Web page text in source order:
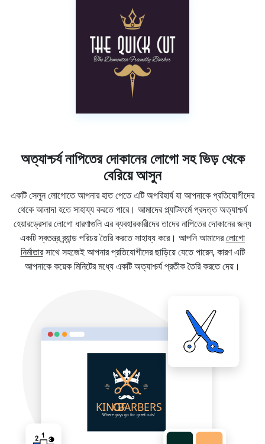
অত্যাশ্চর্য নাপিতের দোকানের লোগো সহ ভিড় থেকে
বেরিয়ে আসুন
একটি সেলুন লোগোতে আপনার হাত পেতে এটি অপরিহার্য যা আপনাকে প্রতিযোগীদের
থেকে আলাদা হতে সাহায্য করতে পারে। আমাদের প্ল্যাটফর্মে প্রদত্ত অত্যাশ্চর্য
হেয়ারড্রেসার লোগো ধারণাগুলি এর ব্যবহারকারীদের তাদের নাপিতের দোকানের জন্য
একটি স্বতন্ত্র ব্র্যান্ড পরিচয় তৈরি করতে সাহায্য করে। আপনি আমাদেরলোগো
নির্মাতারসাথে সহজেই আপনার প্রতিযোগীদের ছাড়িয়ে যেতে পারেন, কারণ এটি
আপনাকে কয়েক মিনিটের মধ্যে একটি অত্যাশ্চর্য প্রতীক তৈরি করতে দেয়।